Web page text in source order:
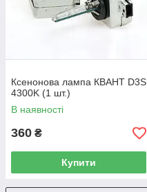
Ксенонова лампа КВАНТ D3S
4300K (1 шт.)
В наявності
360 ₴
Купити